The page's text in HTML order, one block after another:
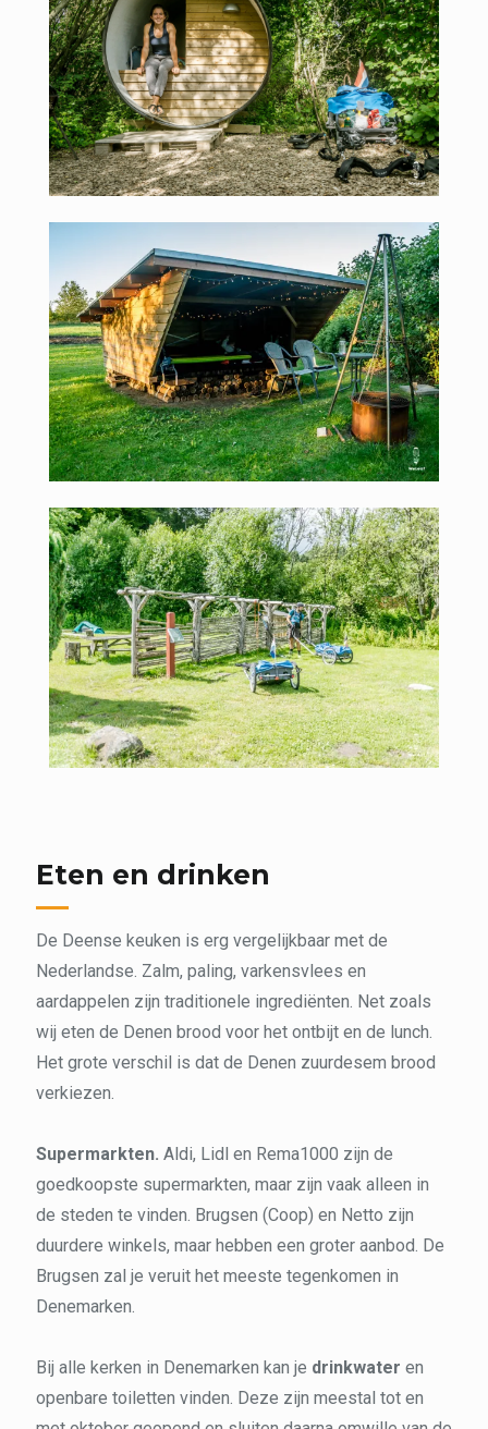
Eten en drinken
De Deense keuken is erg vergelijkbaar met de
Nederlandse. Zalm, paling, varkensvlees en
aardappelen zijn traditionele ingrediënten. Net zoals
wij eten de Denen brood voor het ontbijt en de lunch.
Het grote verschil is dat de Denen zuurdesem brood
verkiezen.
Supermarkten. Aldi, Lidl en Rema1000 zijn de
goedkoopste supermarkten, maar zijn vaak alleen in
de steden te vinden. Brugsen (Coop) en Netto zijn
duurdere winkels, maar hebben een groter aanbod. De
Brugsen zal je veruit het meeste tegenkomen in
Denemarken.
Bij alle kerken in Denemarken kan je drinkwater en
openbare toiletten vinden. Deze zijn meestal tot en